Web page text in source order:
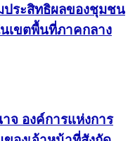
ประสิทธิผลของชุมชน
เขตพื้นที่ภาคกลาง
จ องค์การแห่งการ